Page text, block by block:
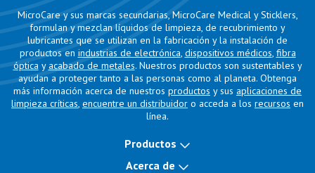
MicroCare y sus marcas secundarias, MicroCare Medical y Sticklers,
formulan y mezclan líquidos de limpieza, de recubrimiento y
lubricantes que se utilizan en la fabricación y la instalación de
productos en industrias de electrónica, dispositivos médicos, fibra
óptica y acabado de metales. Nuestros productos son sustentables y
ayudan a proteger tanto a las personas como al planeta. Obtenga
más información acerca de nuestros productos y sus aplicaciones de
limpieza críticas, encuentre un distribuidor o acceda a los recursos en
línea.
Productos
Acerca de